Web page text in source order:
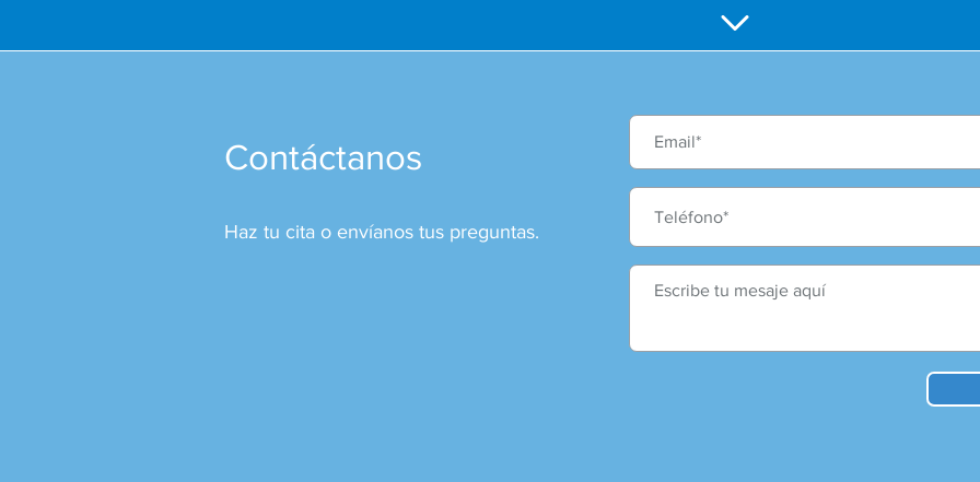
Contáctanos
Haz tu cita o envíanos tus preguntas.